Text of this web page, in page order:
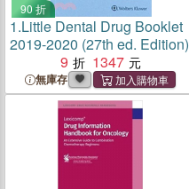
90 折
1.Little Dental Drug Booklet
2019-2020 (27th ed. Edition)
9
1347
無庫存